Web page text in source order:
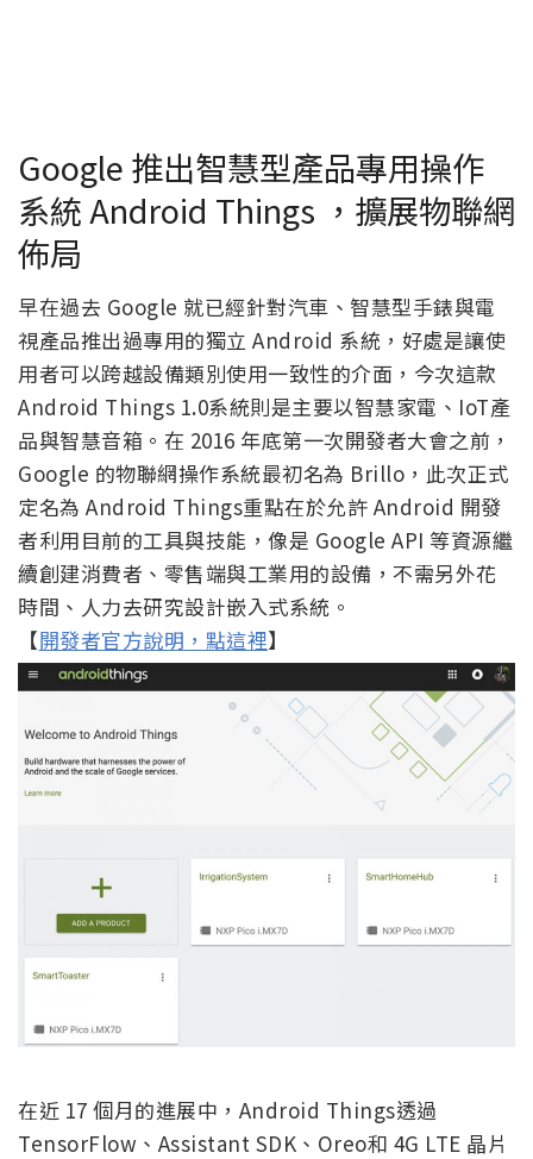
Google 推出智慧型產品專用操作
系統 Android Things ，擴展物聯網
佈局
早在過去 Google 就已經針對汽車、智慧型手錶與電
視產品推出過專用的獨立 Android 系統，好處是讓使
用者可以跨越設備類別使用一致性的介面，今次這款
Android Things 1.0系統則是主要以智慧家電、IoT產
品與智慧音箱。在 2016 年底第一次開發者大會之前，
Google 的物聯網操作系統最初名為 Brillo，此次正式
定名為 Android Things重點在於允許 Android 開發
者利用目前的工具與技能，像是 Google API 等資源繼
續創建消費者、零售端與工業用的設備，不需另外花
時間、人力去研究設計嵌入式系統。
【開發者官方說明，點這裡】
在近 17 個月的進展中，Android Things透過
TensorFlow、Assistant SDK、Oreo和 4G LTE 晶片